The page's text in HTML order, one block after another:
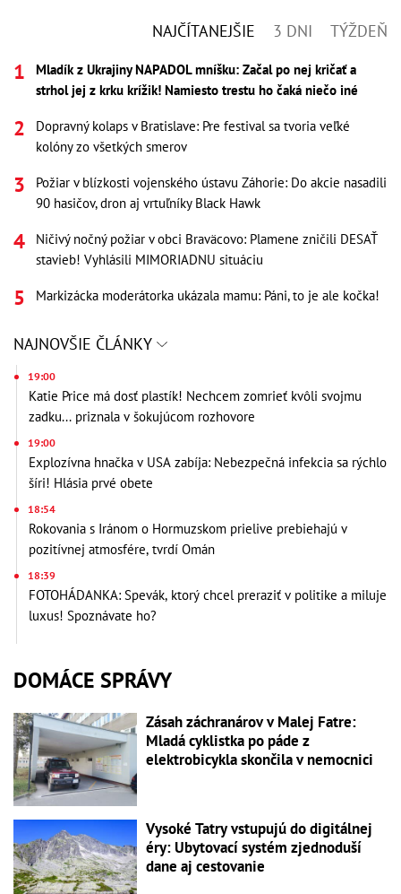
NAJČÍTANEJŠIE 3 DNI TÝŽDEŇ
Mladík z Ukrajiny NAPADOL mníšku: Začal po nej kričať a
strhol jej z krku krížik! Namiesto trestu ho čaká niečo iné
Dopravný kolaps v Bratislave: Pre festival sa tvoria veľké
kolóny zo všetkých smerov
Požiar v blízkosti vojenského ústavu Záhorie: Do akcie nasadili
90 hasičov, dron aj vrtuľníky Black Hawk
Ničivý nočný požiar v obci Braväcovo: Plamene zničili DESAŤ
stavieb! Vyhlásili MIMORIADNU situáciu
Markizácka moderátorka ukázala mamu: Páni, to je ale kočka!
NAJNOVŠIE ČLÁNKY
19:00
Katie Price má dosť plastík! Nechcem zomrieť kvôli svojmu
zadku... priznala v šokujúcom rozhovore
19:00
Explozívna hnačka v USA zabíja: Nebezpečná infekcia sa rýchlo
šíri! Hlásia prvé obete
18:54
Rokovania s Iránom o Hormuzskom prielive prebiehajú v
pozitívnej atmosfére, tvrdí Omán
18:39
FOTOHÁDANKA: Spevák, ktorý chcel preraziť v politike a miluje
luxus! Spoznávate ho?
DOMÁCE SPRÁVY
Zásah záchranárov v Malej Fatre:
Mladá cyklistka po páde z
elektrobicykla skončila v nemocnici
Vysoké Tatry vstupujú do digitálnej
éry: Ubytovací systém zjednoduší
dane aj cestovanie